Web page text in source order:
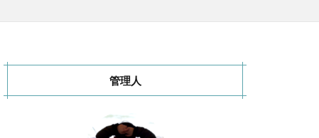
管理人
バランゲルドーム